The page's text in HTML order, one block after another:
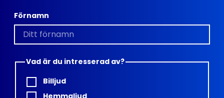
Förnamn
Vad är du intresserad av?
Billjud
Hemmaljud